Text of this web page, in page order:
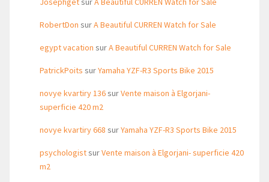
RobertDon surA Beautiful CURREN Watch for Sale
egypt vacation surA Beautiful CURREN Watch for Sale
PatrickPoits surYamaha YZF-R3 Sports Bike 2015
novye kvartiry 136surVente maison à Elgorjani-
superficie 420 m2
novye kvartiry 668 surYamaha YZF-R3 Sports Bike 2015
psychologistsurVente maison à Elgorjani- superficie 420
m2